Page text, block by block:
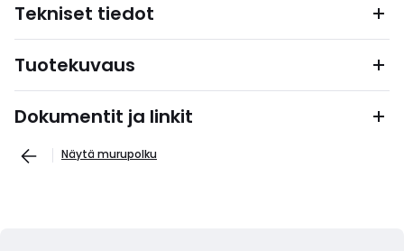
Tekniset tiedot
Tuotekuvaus
Dokumentit ja linkit
Näytä murupolku